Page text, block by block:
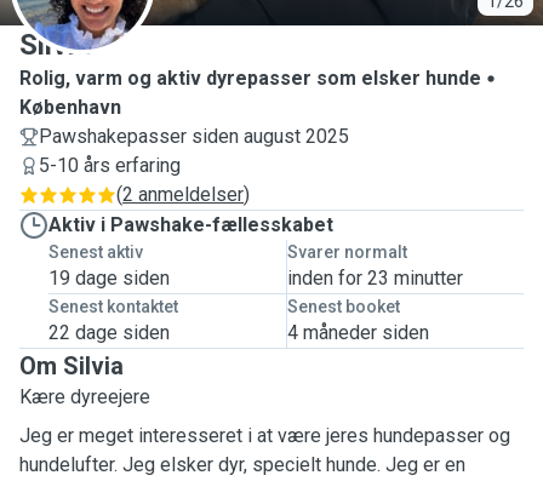
Silvia
Rolig, varm og aktiv dyrepasser som elsker hunde
København
Pawshakepasser siden august 2025
5-10 års erfaring
(2 anmeldelser)
Aktiv i Pawshake-fællesskabet
Senest aktiv
19 dage siden
Svarer normalt
inden for 23 minutter
Senest kontaktet
22 dage siden
Senest booket
4 måneder siden
Om Silvia
Kære dyreejere
Jeg er meget interesseret i at være jeres hundepasser og
hundelufter. Jeg elsker dyr, specielt hunde. Jeg er en